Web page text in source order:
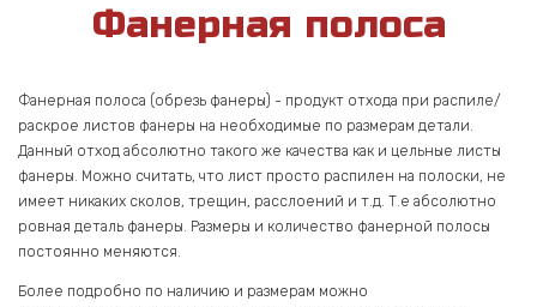
Фа­нер­ная по­ло­са
Фанерная полоса (обрезь фанеры) - продукт отхода при распиле/
раскрое листов фанеры на необходимые по размерам детали.
Данный отход абсолютно такого же качества как и цельные листы
фанеры. Можно считать, что лист просто распилен на полоски, не
имеет никаких сколов, трещин, расслоений и т.д. Т.е абсолютно
ровная деталь фанеры. Размеры и количество фанерной полосы
постоянно меняются.
Более подробно по наличию и размерам можно